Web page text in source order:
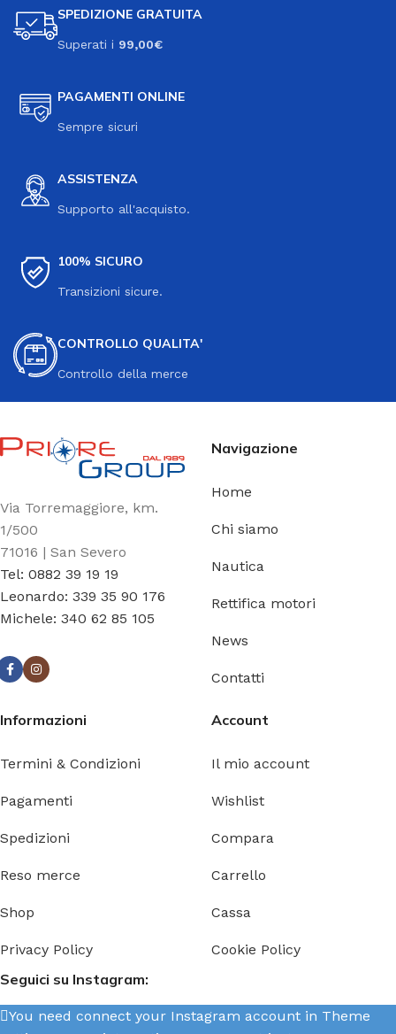
SPEDIZIONE GRATUITA
Superati i 99,00€
PAGAMENTI ONLINE
Sempre sicuri
ASSISTENZA
Supporto all'acquisto.
100% SICURO
Transizioni sicure.
CONTROLLO QUALITA'
Controllo della merce
Via Torremaggiore, km.
1/500
71016 | San Severo
Tel: 0882 39 19 19
Leonardo: 339 35 90 176
Michele: 340 62 85 105
Navigazione
Home
Chi siamo
Nautica
Rettifica motori
News
Contatti
Informazioni
Termini & Condizioni
Pagamenti
Spedizioni
Reso merce
Shop
Privacy Policy
Account
Il mio account
Wishlist
Compara
Carrello
Cassa
Cookie Policy
Seguici su Instagram:
You need connect your Instagram account in Theme